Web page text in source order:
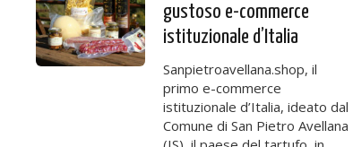
gustoso e-commerce
istituzionale d’Italia
Sanpietroavellana.shop, il
primo e-commerce
istituzionale d’Italia, ideato dal
Comune di San Pietro Avellana